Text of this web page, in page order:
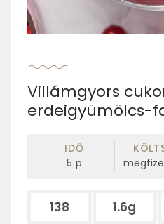
Villámgyors
erdeigyümölcs-
IDŐ
5 p
138 1.6g